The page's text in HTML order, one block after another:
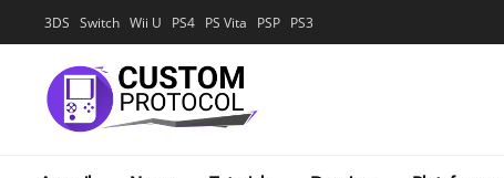
3DS Switch Wii U PS4 PS Vita PSP PS3